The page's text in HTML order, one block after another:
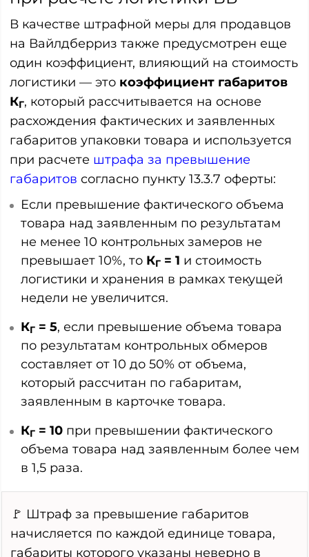
В качестве штрафной меры для продавцов
на Вайлдберриз также предусмотрен еще
один коэффициент, влияющий на стоимость
логистики — это коэффициент габаритов
КГ, который рассчитывается на основе
расхождения фактических и заявленных
габаритов упаковки товара и используется
при расчете штрафа за превышение
габаритов согласно пункту 13.3.7 оферты:
Если превышение фактического объема
товара над заявленным по результатам
не менее 10 контрольных замеров не
превышает 10%, то КГ = 1 и стоимость
логистики и хранения в рамках текущей
недели не увеличится.
КГ = 5, если превышение объема товара
по результатам контрольных обмеров
составляет от 10 до 50% от объема,
который рассчитан по габаритам,
заявленным в карточке товара.
КГ = 10 при превышении фактического
объема товара над заявленным более чем
в 1,5 раза.
🚩 Штраф за превышение габаритов
начисляется по каждой единице товара,
габариты которого указаны неверно в